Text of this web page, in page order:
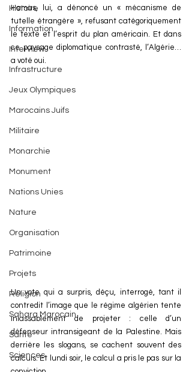
Histoire
Information
Interview
Infrastructure
Jeux Olympiques
Marocains Juifs
Militaire
Monarchie
Monument
Nations Unies
Nature
Organisation
Patrimoine
Projets
Religion
Sahara Marocain
Santé
Sciences
Hamas, lui, a dénoncé un « mécanisme de
tutelle étrangère », refusant catégoriquement
le texte et l’esprit du plan américain. Et dans
ce paysage diplomatique contrasté, l’Algérie…
a voté oui.
Un vote qui a surpris, déçu, interrogé, tant il
contredit l’image que le régime algérien tente
inlassablement de projeter : celle d’un
défenseur intransigeant de la Palestine. Mais
derrière les slogans, se cachent souvent des
calculs. Et lundi soir, le calcul a pris le pas sur la